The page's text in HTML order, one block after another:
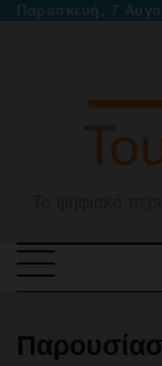
SkipΠαρασκευή, 7